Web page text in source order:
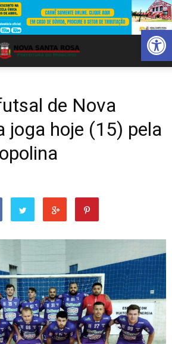
Abrir
de Nova
joga hoje (15) pela